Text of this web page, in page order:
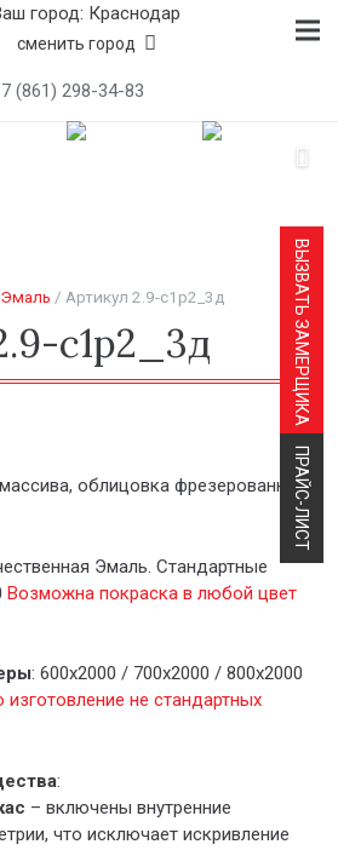
город: Краснодар
сменить город
(861) 298-34-83
Эмаль / Артикул 2.9-c1p2_3д
c1p2_3д
облицовка фрезерованный
Эмаль. Стандартные
Возможна покраска в любой цвет
: 600х2000 / 700х2000 / 800х2000
не стандартных
:
– включены внутренние
что исключает искривление
ВЫЗВАТЬ ЗАМЕРЩИКА
ПРАЙС-ЛИСТ